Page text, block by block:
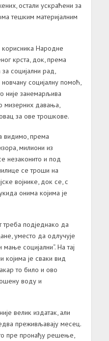
остали ускраћени за
тешким материјалним
Народне
крста, док, према
социјални рад,
социјалну помоћ,
није занемарљива
мизерних давања,
за ове трошкове.
видимо, према
милиони из
незаконито и под
се троши на
војнике, док се, с
онима којима је
треба подједнако да
уместо да одлучује
мање социјални“. На тај
је сваки вид
то било и ово
воду и
велик издатак, али
преживљавају месец.
пре пронађу решење,